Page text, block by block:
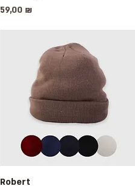
Цена
59,00 ₪
Быстрый просмотр
Robert